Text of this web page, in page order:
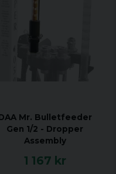
Mr. Bulletfeeder
Gen 1/2 - Dropper
Assembly
1 167 kr